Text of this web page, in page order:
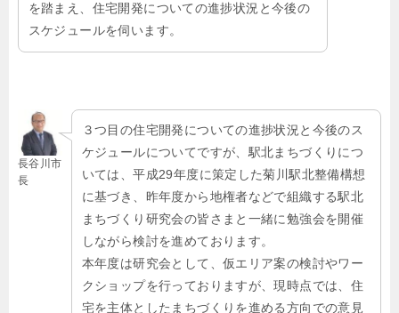
を踏まえ、住宅開発についての進捗状況と今後の
スケジュールを伺います。
長谷川市
長
３つ目の住宅開発についての進捗状況と今後のス
ケジュールについてですが、駅北まちづくりにつ
いては、平成29年度に策定した菊川駅北整備構想
に基づき、昨年度から地権者などで組織する駅北
まちづくり研究会の皆さまと一緒に勉強会を開催
しながら検討を進めております。
本年度は研究会として、仮エリア案の検討やワー
クショップを行っておりますが、現時点では、住
宅を主体としたまちづくりを進める方向での意見